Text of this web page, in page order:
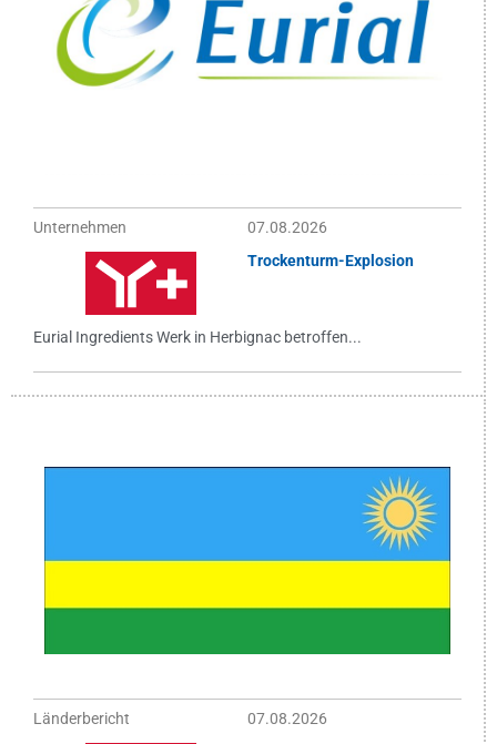
Unternehmen
07.08.2026
Trockenturm-Explosion
Eurial Ingredients Werk in Herbignac betroffen...
Länderbericht
07.08.2026